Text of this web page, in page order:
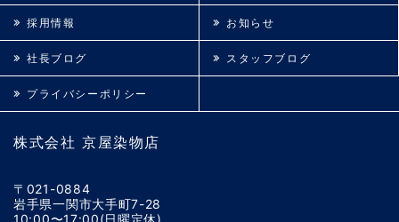
株式会社 京屋染物店
〒021-0884
岩手県一関市大手町7-28
10:00〜17:00(日曜定休)
採用情報 お知らせ
社長ブログ スタッフブログ
プライバシーポリシー